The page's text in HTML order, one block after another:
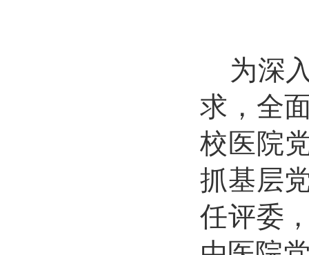
为深
求，全
校医院
抓基层
任评委